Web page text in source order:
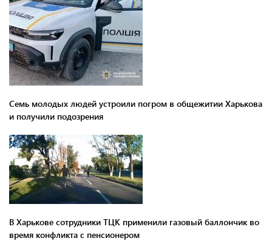
Семь молодых людей устроили погром в общежитии Харькова
и получили подозрения
В Харькове сотрудники ТЦК применили газовый баллончик во
время конфликта с пенсионером